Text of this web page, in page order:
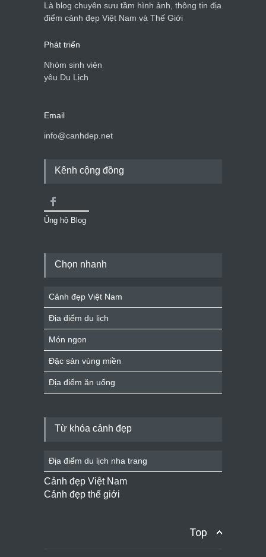
Là blog chuyên sưu tầm hình ảnh, thông tin địa
điểm cảnh đẹp Việt Nam và Thế Giới
Phát triển
Nhóm sinh viên
yêu Du Lịch
Email
info@canhdep.net
Kênh cộng đồng
Ủng hộ Blog
Chọn nhanh
Cảnh đẹp Việt Nam
Địa điểm du lịch
Món ngon
Đặc sản vùng miền
Địa điểm ăn uống
Từ khóa cảnh đẹp
Địa điểm du lịch nha trang
Cảnh đẹp Việt Nam
Cảnh đẹp thế giới
Top